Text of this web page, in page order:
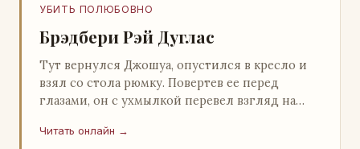
УБИТЬ ПОЛЮБОВНО
Брэдбери Рэй Дуглас
Тут вернулся Джошуа, опустился в кресло и
взял со стола рюмку. Повертев ее перед
глазами, он с ухмылкой перевел взгляд на
видом с…
Читать онлайн →